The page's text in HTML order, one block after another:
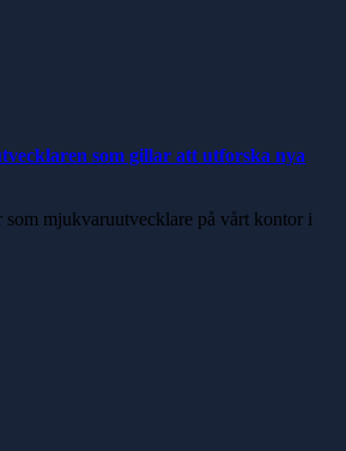
som gillar att utforska nya
som mjukvaruutvecklare på vårt kontor i